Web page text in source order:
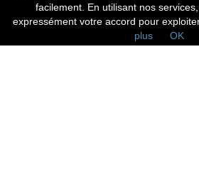
Nous contacter
Cookies
Statistiques
facilement. En utilisant nos
expressément votre accord pour
plus
OK